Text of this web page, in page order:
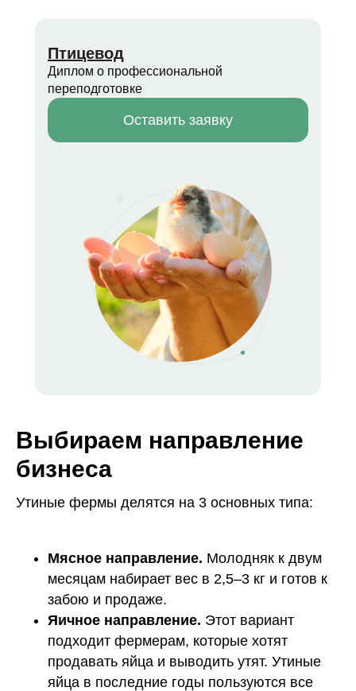
Птицевод
Диплом о профессиональной
переподготовке
Оставить заявку
Выбираем направление
бизнеса
Утиные фермы делятся на 3 основных типа:
Мясное направление. Молодняк к двум
месяцам набирает вес в 2,5–3 кг и готов к
забою и продаже.
Яичное направление. Этот вариант
подходит фермерам, которые хотят
продавать яйца и выводить утят. Утиные
яйца в последние годы пользуются все